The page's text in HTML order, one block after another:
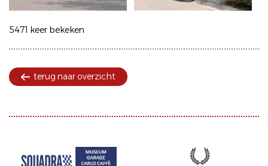
5471 keer bekeken
terug naar overzicht